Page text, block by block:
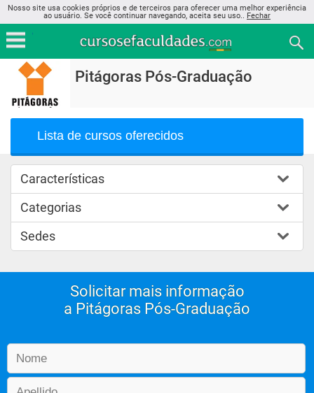
Nosso site usa cookies próprios e de terceiros para oferecer uma melhor experiência
ao usuário. Se você continuar navegando, aceita seu uso.. Fechar
Pitágoras Pós-Graduação
Lista de cursos oferecidos
Características
Categorias
Sedes
Solicitar mais informação
a Pitágoras Pós-Graduação